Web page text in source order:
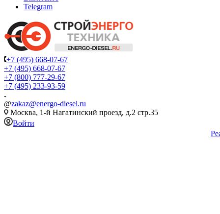
Telegram
+7 (495) 668-07-67
+7 (495) 668-07-67
+7 (800) 777-29-67
+7 (495) 233-93-59
@zakaz@energo-diesel.ru
Москва, 1-й Нагатинский проезд, д.2 стр.35
Войти